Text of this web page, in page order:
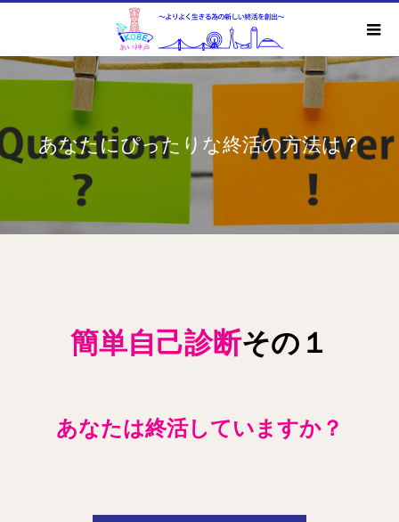
あなたにぴったりな終活の方法は？
簡単自己診断その１
あなたは終活していますか？